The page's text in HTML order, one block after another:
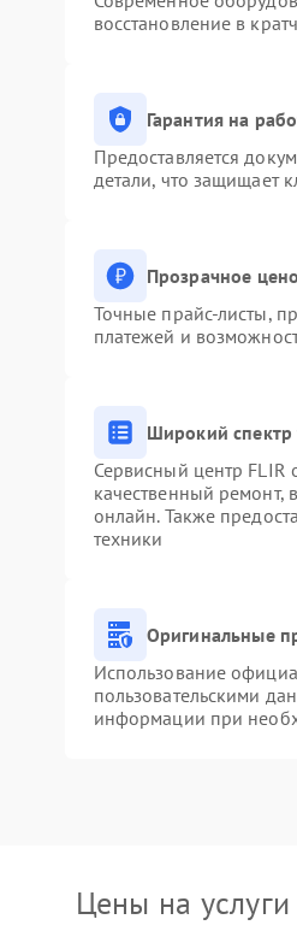
восстановление в
Гарантия на
Предоставляется
детали, что защищает
Прозрачное
Точные прайс-листы,
платежей и
Широкий спектр
Сервисный центр FLIR
качественный ремонт,
онлайн. Также
техники
Оригинальные
Использование
пользовательскими
информации при
Цены на